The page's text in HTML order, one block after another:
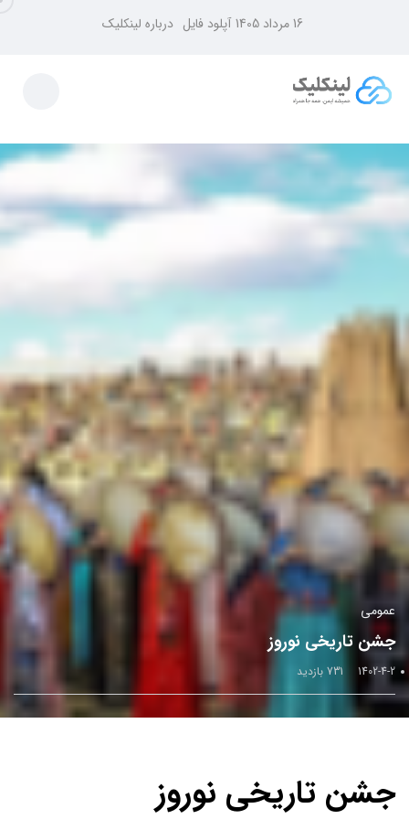
16 مرداد 1405 آپلود فایل درباره لینکلیک
عمومی
جشن تاریخی نوروز
1402-4-2 731 بازدید
جشن تاریخی نوروز